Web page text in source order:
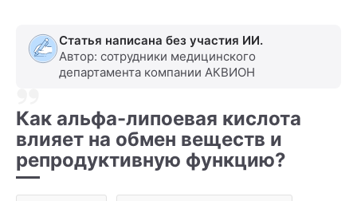
О ПРОИЗВОДИТЕЛЕ
ГДЕ КУПИТЬ?
Статья написана без участия ИИ.
Автор: сотрудники медицинского
департамента компании АКВИОН
Как альфа-липоевая кислота
влияет на обмен веществ и
репродуктивную функцию?